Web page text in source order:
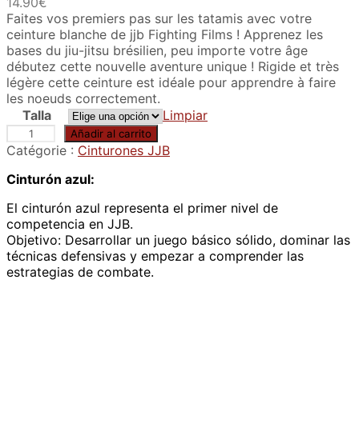
Faites vos premiers pas sur les tatamis avec votre
ceinture blanche de jjb Fighting Films ! Apprenez les
bases du jiu-jitsu brésilien, peu importe votre âge
débutez cette nouvelle aventure unique ! Rigide et très
légère cette ceinture est idéale pour apprendre à faire
les noeuds correctement.
Talla
Limpiar
e
n
u
r
e
b
l
Añadir al carrito
Catégorie : Cinturones JJB
Cinturón azul:
El cinturón azul representa el primer nivel de
competencia en JJB.
Objetivo: Desarrollar un juego básico sólido, dominar las
técnicas defensivas y empezar a comprender las
estrategias de combate.